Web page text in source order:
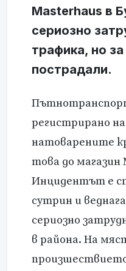
Masterhaus в
сериозно
трафика, но
пострадали.
регистрирано
натоварените
това до магазин
Инцидентът е
сутрин и
сериозно
в района. На